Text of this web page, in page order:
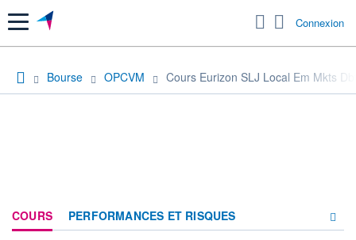
Menu Connexion
Bourse OPCVM Cours Eurizon SLJ Local Em Mkts
COURS PERFORMANCES ET RISQUES